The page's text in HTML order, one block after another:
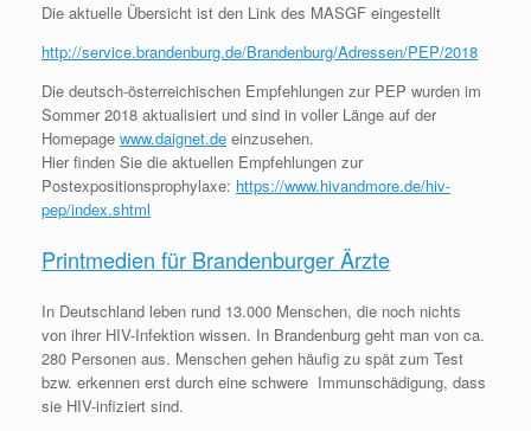
Die aktuelle Übersicht ist den Link des MASGF eingestellt
http://service.brandenburg.de/Brandenburg/Adressen/PEP/2018
Die deutsch-österreichischen Empfehlungen zur PEP wurden im
Sommer 2018 aktualisiert und sind in voller Länge auf der
Homepage www.daignet.de einzusehen.
Hier finden Sie die aktuellen Empfehlungen zur
Postexpositionsprophylaxe: https://www.hivandmore.de/hiv-
pep/index.shtml
Printmedien für Brandenburger Ärzte
In Deutschland leben rund 13.000 Menschen, die noch nichts
von ihrer HIV-Infektion wissen. In Brandenburg geht man von ca.
280 Personen aus. Menschen gehen häufig zu spät zum Test
bzw. erkennen erst durch eine schwere Immunschädigung, dass
sie HIV-infiziert sind.